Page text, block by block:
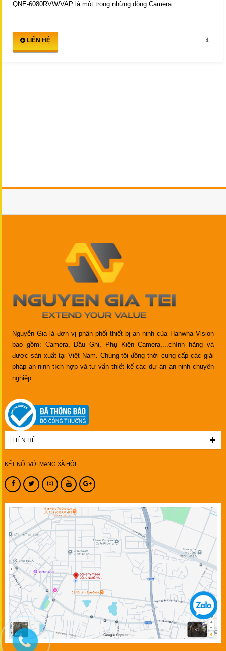
QNE-6080RVW/VAP là một trong những dòng Camera ...
LIÊN HỆ
Nguyễn Gia là đơn vị phân phối thiết bị an ninh của Hanwha Vision
bao gồm: Camera, Đầu Ghi, Phụ Kiện Camera,...chính hãng và
được sản xuất tại Việt Nam. Chúng tôi đồng thời cung cấp các giải
pháp an ninh tích hợp và tư vấn thiết kế các dự án an ninh chuyên
nghiệp.
LIÊN HỆ
KẾT NỐI VỚI MẠNG XÃ HỘI